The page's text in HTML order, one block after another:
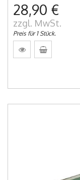
28,90 €
zzgl. MwSt.
Preis für 1 Stück.